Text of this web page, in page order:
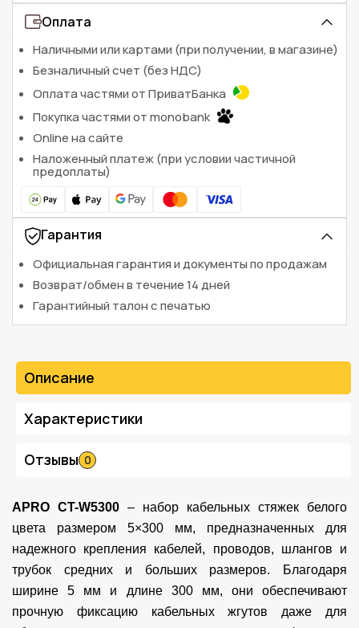
Оплата
Наличными или картами (при получении, в магазине)
Безналичный счет (без НДС)
Оплата частями от ПриватБанка
Покупка частями от monobank
Online на сайте
Наложенный платеж (при условии частичной
предоплаты)
Гарантия
Официальная гарантия и документы по продажам
Возврат/обмен в течение 14 дней
Гарантийный талон с печатью
Описание
Характеристики
Отзывы 0
APRO CT-W5300 – набор кабельных стяжек белого
цвета размером 5×300 мм, предназначенных для
надежного крепления кабелей, проводов, шлангов и
трубок средних и больших размеров. Благодаря
ширине 5 мм и длине 300 мм, они обеспечивают
прочную фиксацию кабельных жгутов даже для